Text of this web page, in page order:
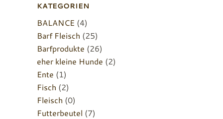
KATEGORIEN
BALANCE (4)
Barf Fleisch (25)
Barfprodukte (26)
eher kleine Hunde (2)
Ente (1)
Fisch (2)
Fleisch (0)
Futterbeutel (7)